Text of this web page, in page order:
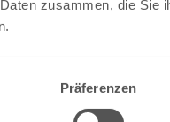
zusammen, die Sie
Präferenzen